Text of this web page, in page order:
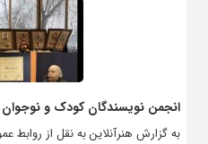
انجمن نویسندگان کودک و نوجوان ٢۵ ساله شد
به گزارش هنرآنلاین به نقل از روابط